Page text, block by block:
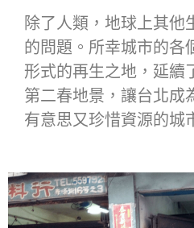
除了人類，地球上其他
的問題。所幸城市的各
形式的再生之地，延續
第二春地景，讓台北成
有意思又珍惜資源的城